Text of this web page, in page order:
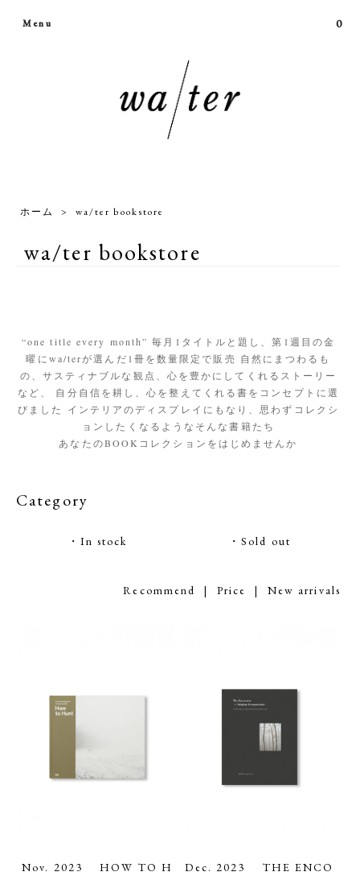
Menu 0
ホーム > wa/ter bookstore
wa/ter bookstore
“one title every month” 毎月1タイトルと題し、第1週目の金
曜にwa/terが選んだ1冊を数量限定で販売 自然にまつわるも
の、サスティナブルな観点、心を豊かにしてくれるストーリー
など、 自分自信を耕し、心を整えてくれる書をコンセプトに選
びました インテリアのディスプレイにもなり、思わずコレクシ
ョンしたくなるようなそんな書籍たち
あなたのBOOKコレクションをはじめませんか
Category
・In stock ・Sold out
Recommend | Price | New arrivals
Nov. 2023 HOW TO H
Dec. 2023 THE ENCO